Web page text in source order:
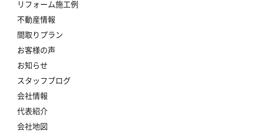
リフォーム施工例
不動産情報
間取りプラン
お客様の声
お知らせ
スタッフブログ
会社情報
代表紹介
会社地図